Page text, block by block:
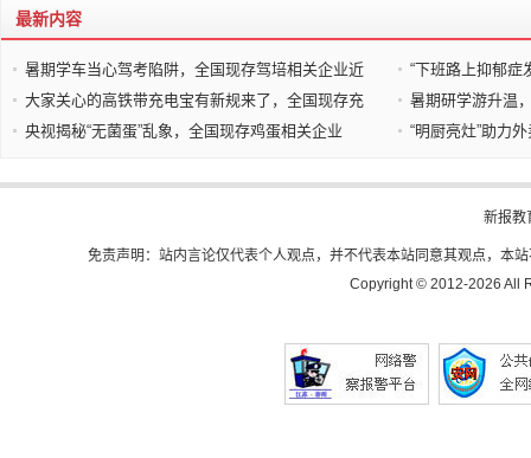
最新内容
暑期学车当心驾考陷阱，全国现存驾培相关企业近
“下班路上抑郁症
大家关心的高铁带充电宝有新规来了，全国现存充
暑期研学游升温
央视揭秘“无菌蛋”乱象，全国现存鸡蛋相关企业
“明厨亮灶”助力
新报教
免责声明：站内言论仅代表个人观点，并不代表本站同意其观点，本
Copyright © 2012-2026 All